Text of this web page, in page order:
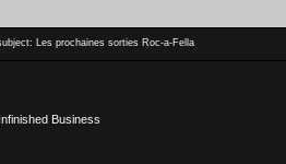
Les prochaines sorties Roc-a-Fella
Business